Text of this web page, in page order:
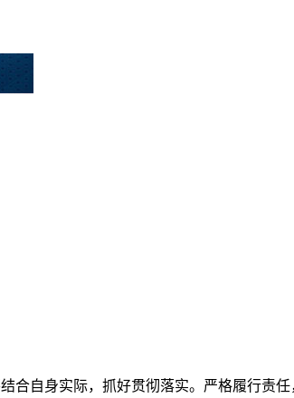
合自身实际，抓好贯彻落实。严格履行责